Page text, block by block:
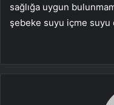
sağlığa uygun
şebeke suyu içme suyu